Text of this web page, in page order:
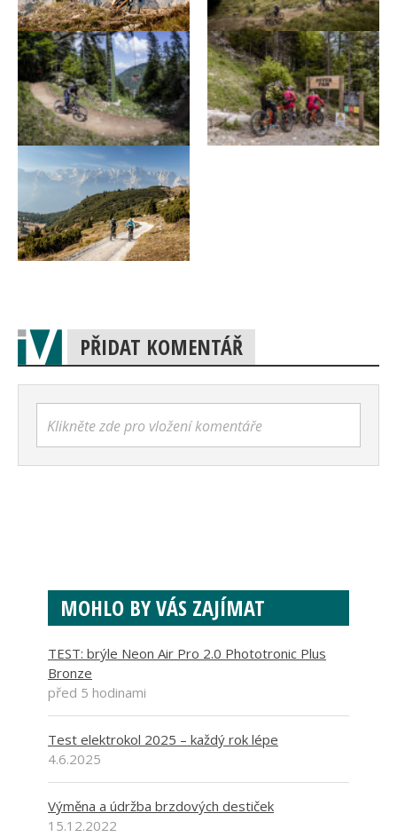
PŘIDAT KOMENTÁŘ
Klikněte zde pro vložení komentáře
MOHLO BY VÁS ZAJÍMAT
TEST: brýle Neon Air Pro 2.0 Phototronic Plus
Bronze
před 5 hodinami
Test elektrokol 2025 – každý rok lépe
4.6.2025
Výměna a údržba brzdových destiček
15.12.2022